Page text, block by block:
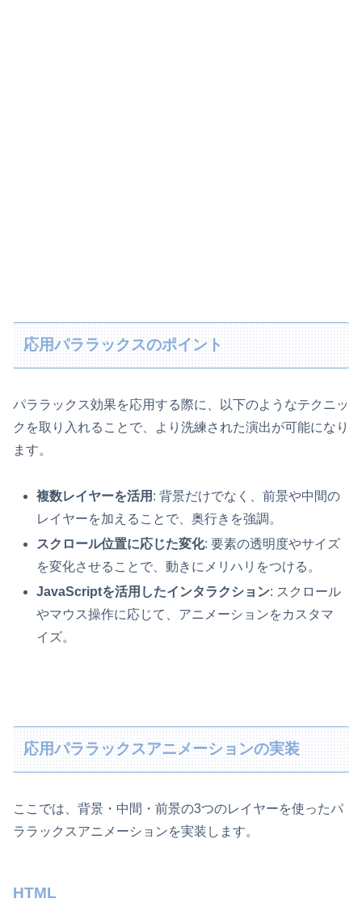
応用パララックスのポイント
パララックス効果を応用する際に、以下のようなテクニッ
クを取り入れることで、より洗練された演出が可能になり
ます。
複数レイヤーを活用 : 背景だけでなく、前景や中間の
レイヤーを加えることで、奥行きを強調。
スクロール位置に応じた変化: 要素の透明度やサイズ
を変化させることで、動きにメリハリをつける。
JavaScriptを活用したインタラクション: スクロール
やマウス操作に応じて、アニメーションをカスタマ
イズ。
応用パララックスアニメーションの実装
ここでは、背景・中間・前景の3つのレイヤーを使ったパ
ララックスアニメーションを実装します。
HTML